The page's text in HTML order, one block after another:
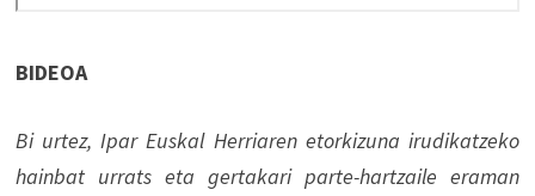
BIDEOA
Bi urtez, Ipar Euskal Herriaren etorkizuna irudikatzeko
hainbat urrats eta gertakari parte-hartzaile eraman